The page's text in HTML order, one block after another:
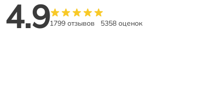
4.91799 отзывов 5358 оценок